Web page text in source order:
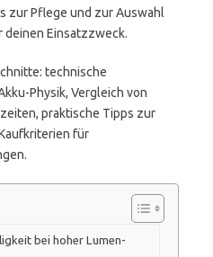
zur Pflege und zur Auswahl
Einsatzzweck.
technische
Physik, Vergleich von
praktische Tipps zur
für
bei hoher Lumen-